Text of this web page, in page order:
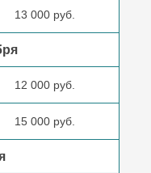
13 000 руб.
12 000 руб.
15 000 руб.